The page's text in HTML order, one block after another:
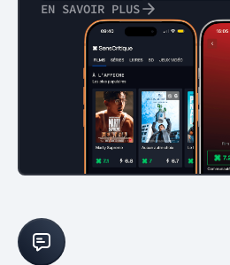
EN SAVOIR PLUS